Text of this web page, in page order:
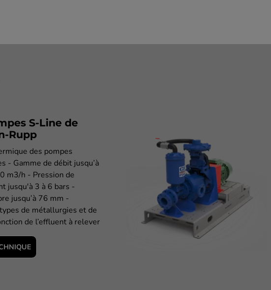
S-Line de
Rupp
des pompes
- Gamme de débit jusqu’à
m3/h - Pression de
jusqu'à 3 à 6 bars -
jusqu’à 76 mm -
de métallurgies et de
de l’effluent à relever